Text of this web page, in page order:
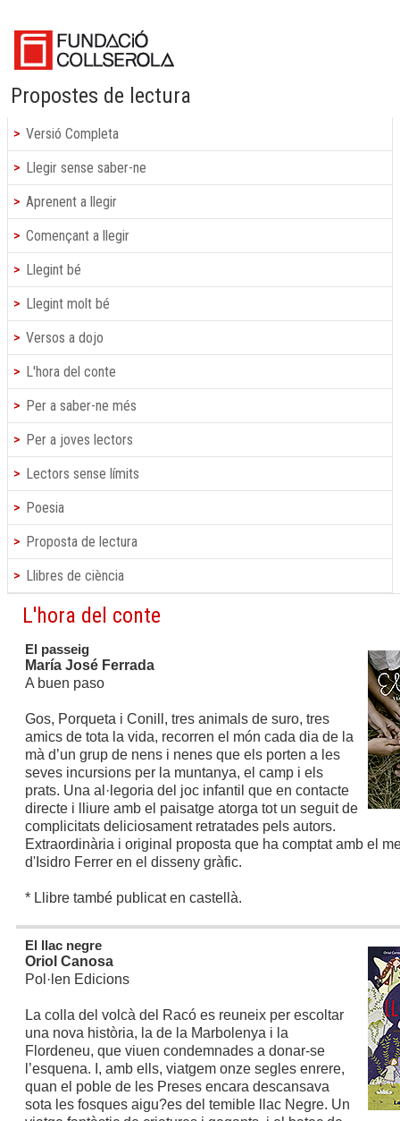
Propostes de lectura
Versió Completa
Llegir sense saber-ne
Aprenent a llegir
Començant a llegir
Llegint bé
Llegint molt bé
Versos a dojo
L'hora del conte
Per a saber-ne més
Per a joves lectors
Lectors sense límits
Poesia
Proposta de lectura
Llibres de ciència
L'hora del conte
El passeig
María José Ferrada
A buen paso
Gos, Porqueta i Conill, tres animals de suro, tres
amics de tota la vida, recorren el món cada dia de la
mà d’un grup de nens i nenes que els porten a les
seves incursions per la muntanya, el camp i els
prats. Una al·legoria del joc infantil que en contacte
directe i lliure amb el paisatge atorga tot un seguit de
complicitats deliciosament retratades pels autors.
Extraordinària i original proposta que ha comptat amb el
d'Isidro Ferrer en el disseny gràfic.
* Llibre també publicat en castellà.
El llac negre
Oriol Canosa
Pol·len Edicions
La colla del volcà del Racó es reuneix per escoltar
una nova història, la de la Marbolenya i la
Flordeneu, que viuen condemnades a donar-se
l’esquena. I, amb ells, viatgem onze segles enrere,
quan el poble de les Preses encara descansava
sota les fosques aigu?es del temible llac Negre. Un